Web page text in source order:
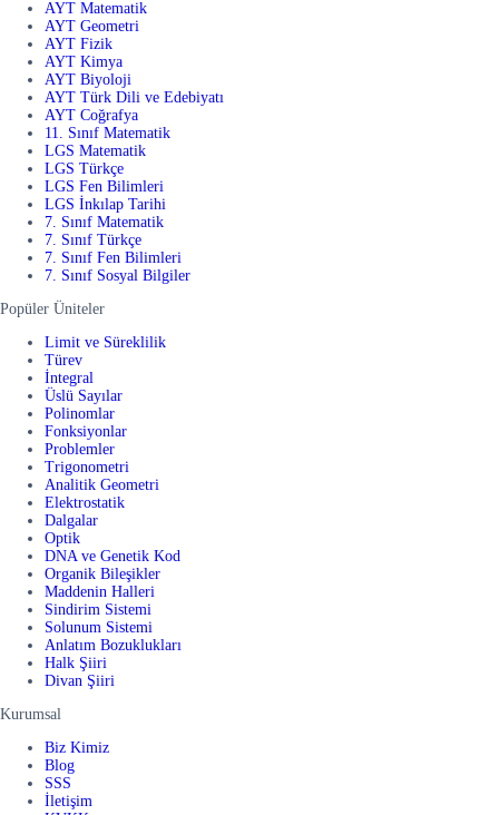
AYT Matematik
AYT Geometri
AYT Fizik
AYT Kimya
AYT Biyoloji
AYT Türk Dili ve Edebiyatı
AYT Coğrafya
11. Sınıf Matematik
LGS Matematik
LGS Türkçe
LGS Fen Bilimleri
LGS İnkılap Tarihi
7. Sınıf Matematik
7. Sınıf Türkçe
7. Sınıf Fen Bilimleri
7. Sınıf Sosyal Bilgiler
Popüler Üniteler
Limit ve Süreklilik
Türev
İntegral
Üslü Sayılar
Polinomlar
Fonksiyonlar
Problemler
Trigonometri
Analitik Geometri
Elektrostatik
Dalgalar
Optik
DNA ve Genetik Kod
Organik Bileşikler
Maddenin Halleri
Sindirim Sistemi
Solunum Sistemi
Anlatım Bozuklukları
Halk Şiiri
Divan Şiiri
Kurumsal
Biz Kimiz
Blog
SSS
İletişim